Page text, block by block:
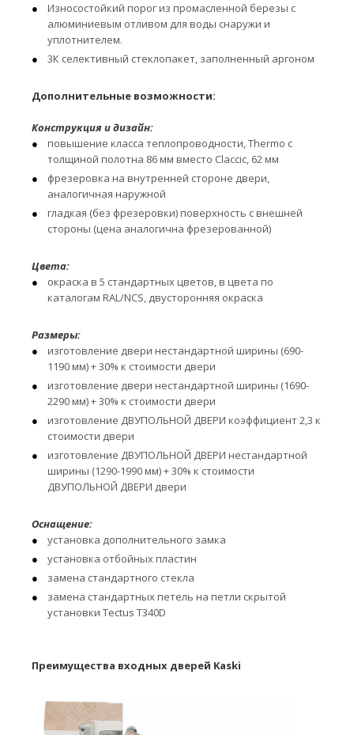
Износостойкий порог из промасленной березы с
алюминиевым отливом для воды снаружи и
уплотнителем.
3К селективный стеклопакет, заполненный аргоном
Дополнительные возможности:
Конструкция и дизайн:
повышение класса теплопроводности, Thermo с
толщиной полотна 86 мм вместо Claccic, 62 мм
фрезеровка на внутренней стороне двери,
аналогичная наружной
гладкая (без фрезеровки) поверхность с внешней
стороны (цена аналогична фрезерованной)
Цвета:
окраска в 5 стандартных цветов, в цвета по
каталогам RAL/NCS, двусторонняя окраска
Размеры:
изготовление двери нестандартной ширины (690-
1190 мм) + 30% к стоимости двери
изготовление двери нестандартной ширины (1690-
2290 мм) + 30% к стоимости двери
изготовление ДВУПОЛЬНОЙ ДВЕРИ коэффициент 2,3 к
стоимости двери
изготовление ДВУПОЛЬНОЙ ДВЕРИ нестандартной
ширины (1290-1990 мм) + 30% к стоимости
ДВУПОЛЬНОЙ ДВЕРИ двери
Оснащение:
установка дополнительного замка
установка отбойных пластин
замена стандартного стекла
замена стандартных петель на петли скрытой
установки Tectus T340D
Преимущества входных дверей Kaski